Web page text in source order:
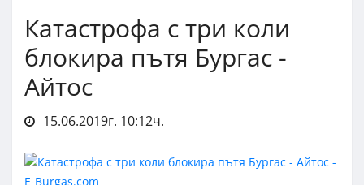
Катастрофа с три коли
блокира пътя Бургас -
Айтос
15.06.2019г. 10:12ч.